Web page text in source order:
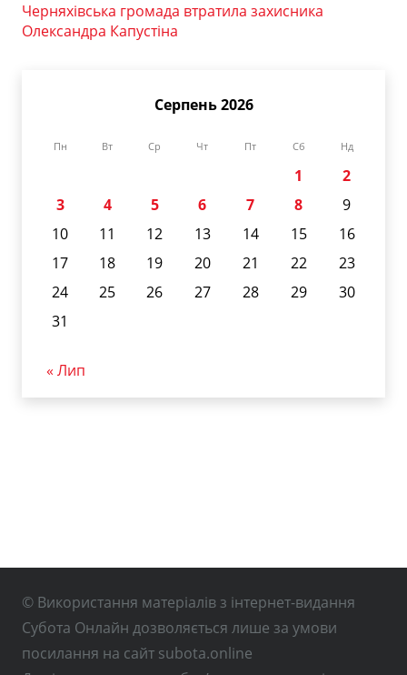
Черняхівська громада втратила захисника
Олександра Капустіна
Серпень 2026
Пн Вт Ср Чт Пт Сб Нд
1
2
3
4 5 6 7 8
9
10
11 12 13 14 15
16
17
18 19 20 21 22
23
24
25 26 27 28 29
30
31
« Лип
© Використання матеріалів з інтернет-видання
Субота Онлайн дозволяється лише за умови
посилання на сайт subota.online